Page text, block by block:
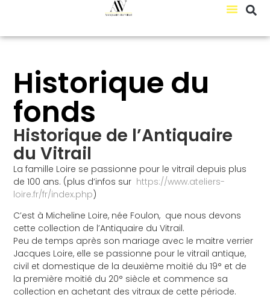
Historique du
fonds
Historique de l’Antiquaire
du Vitrail
La famille Loire se passionne pour le vitrail depuis plus
de 100 ans. (plus d’infos sur https://www.ateliers-
loire.fr/fr/index.php)
C’est à Micheline Loire, née Foulon, que nous devons
cette collection de l’Antiquaire du Vitrail.
Peu de temps après son mariage avec le maitre verrier
Jacques Loire, elle se passionne pour le vitrail antique,
civil et domestique de la deuxième moitié du 19° et de
la première moitié du 20° siècle et commence sa
collection en achetant des vitraux de cette période.